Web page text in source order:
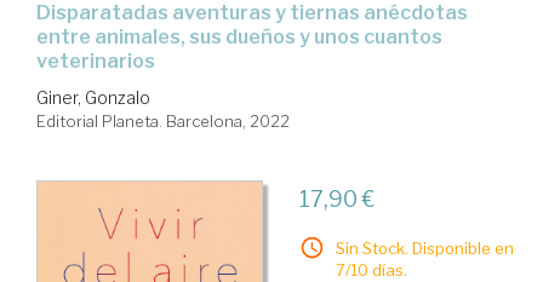
disparatadas aventuras y tiernas anécdotas
entre animales, sus dueños y unos cuantos
veterinarios
Giner, Gonzalo
Editorial Planeta. Barcelona, 2022
17,90 €
Sin Stock. Disponible en
7/10 días.